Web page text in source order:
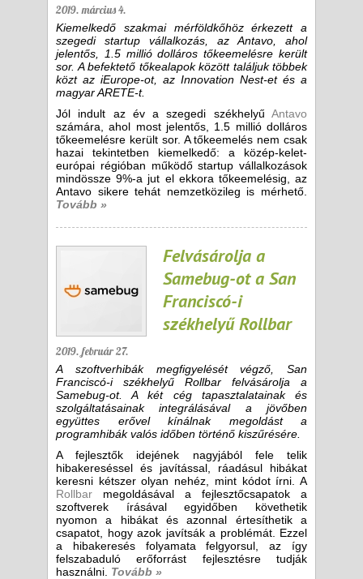
2019. március 4.
Kiemelkedő szakmai mérföldkőhöz érkezett a
szegedi startup vállalkozás, az Antavo, ahol
jelentős, 1.5 millió dolláros tőkeemelésre került
sor. A befektető tőkealapok között találjuk többek
közt az iEurope-ot, az Innovation Nest-et és a
magyar ARETE-t.
Jól indult az év a szegedi székhelyű Antavo
számára, ahol most jelentős, 1.5 millió dolláros
tőkeemelésre került sor. A tőkeemelés nem csak
hazai tekintetben kiemelkedő: a közép-kelet-
európai régióban működő startup vállalkozások
mindössze 9%-a jut el ekkora tőkeemelésig, az
Antavo sikere tehát nemzetközileg is mérhető.
Tovább »
Felvásárolja a
Samebug-ot a San
Franciscó-i
székhelyű Rollbar
2019. február 27.
A szoftverhibák megfigyelését végző, San
Franciscó-i székhelyű Rollbar felvásárolja a
Samebug-ot. A két cég tapasztalatainak és
szolgáltatásainak integrálásával a jövőben
együttes erővel kínálnak megoldást a
programhibák valós időben történő kiszűrésére.
A fejlesztők idejének nagyjából fele telik
hibakereséssel és javítással, ráadásul hibákat
keresni kétszer olyan nehéz, mint kódot írni. A
Rollbar megoldásával a fejlesztőcsapatok a
szoftverek írásával egyidőben követhetik
nyomon a hibákat és azonnal értesíthetik a
csapatot, hogy azok javítsák a problémát. Ezzel
a hibakeresés folyamata felgyorsul, az így
felszabaduló erőforrást fejlesztésre tudják
használni. Tovább »